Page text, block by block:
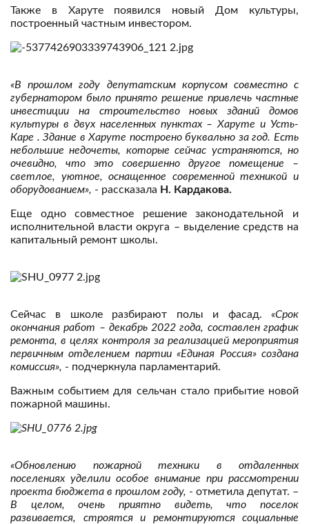
Также в Харуте появился новый Дом культуры,
построенный частным инвестором.
«В прошлом году депутатским корпусом совместно с
губернатором было принято решение привлечь частные
инвестиции на строительство новых зданий домов
культуры в двух населенных пунктах – Харуте и Усть-
Каре . Здание в Харуте построено буквально за год. Есть
небольшие недочеты, которые сейчас устраняются, но
очевидно, что это совершенно другое помещение –
светлое, уютное, оснащенное современной техникой и
оборудованием», - рассказала Н. Кардакова.
Еще одно совместное решение законодательной и
исполнительной власти округа – выделение средств на
капитальный ремонт школы.
Сейчас в школе разбирают полы и фасад. «Срок
окончания работ – декабрь 2022 года, составлен график
ремонта, в целях контроля за реализацией мероприятия
первичным отделением партии «Единая Россия» создана
комиссия», - подчеркнула парламентарий.
Важным событием для сельчан стало прибытие новой
пожарной машины.
«Обновлению пожарной техники в отдаленных
поселениях уделили особое внимание при рассмотрении
проекта бюджета в прошлом году, - отметила депутат. –
В целом, очень приятно видеть, что поселок
развивается, строятся и ремонтируются социальные